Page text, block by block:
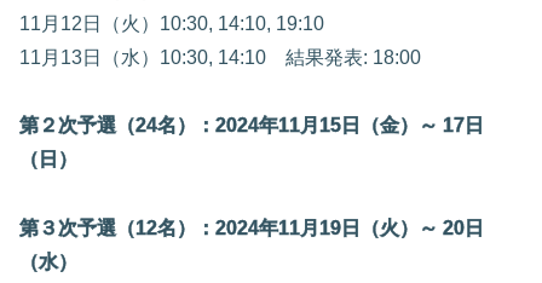
11月12日（火）10:30, 14:10, 19:10
11月13日（水）10:30, 14:10 結果発表: 18:00
第２次予選（24名）：2024年11月15日（金）～ 17日
（日）
第３次予選（12名）：2024年11月19日（火）～ 20日
（水）